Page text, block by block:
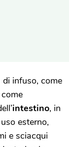
infuso, come
intestino, in
esterno,
e sciacqui